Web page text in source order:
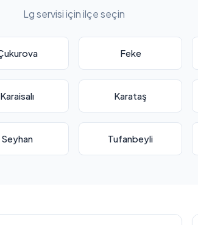
Lg servisi için ilçe seçin
Feke
Karaisalı Karataş
Seyhan Tufanbeyli